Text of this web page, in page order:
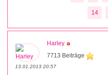
14
Harley
7713 Beiträge
13.01.2013 20:57